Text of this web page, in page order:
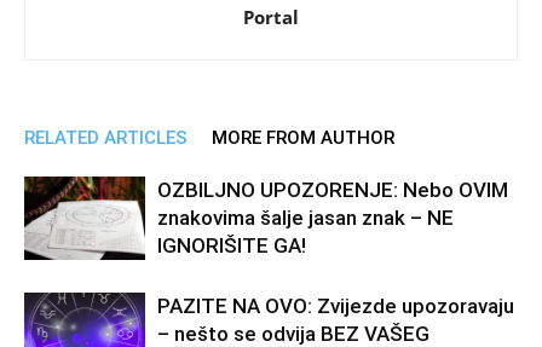
Portal
RELATED ARTICLES MORE FROM AUTHOR
OZBILJNO UPOZORENJE: Nebo OVIM
znakovima šalje jasan znak – NE
IGNORIŠITE GA!
PAZITE NA OVO: Zvijezde upozoravaju
– nešto se odvija BEZ VAŠEG